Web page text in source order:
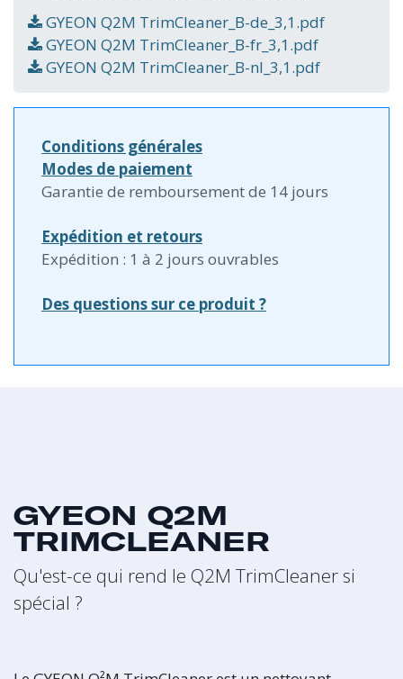
GYEON Q2M TrimCleaner_B-de_3,1.pdf
GYEON Q2M TrimCleaner_B-fr_3,1.pdf
GYEON Q2M TrimCleaner_B-nl_3,1.pdf
Conditions générales
Modes de paiement
Garantie de remboursement de 14 jours
Expédition et retours
Expédition : 1 à 2 jours ouvrables
Des questions sur ce produit ?
GYEON Q2M
TRIMCLEANER
Qu'est-ce qui rend le Q2M TrimCleaner si
spécial ?